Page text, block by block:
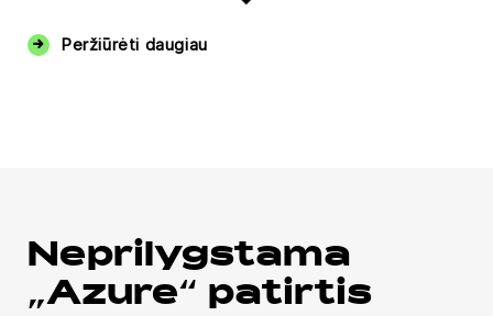
Peržiūrėti daugiau
Neprilygstama
„Azure“ patirtis